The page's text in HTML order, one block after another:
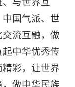
与世界互
国气派、世
流互融，做
中华优秀传
彩，让世界
做中华民族